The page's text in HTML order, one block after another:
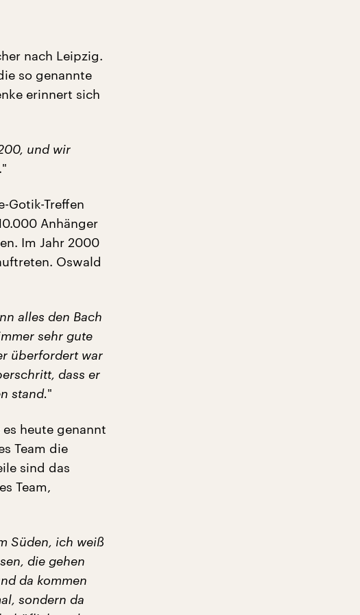
nach Leipzig.
so genannte
erinnert sich
und wir
."
Gotik-Treffen
Anhänger
Im Jahr 2000
Oswald
alles den Bach
sehr gute
überfordert war
dass er
stand."
es heute genannt
Team die
sind das
Team,
Süden, ich weiß
die gehen
da kommen
sondern da